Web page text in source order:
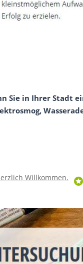
Sie in Ihrer Stadt
Willkommen.